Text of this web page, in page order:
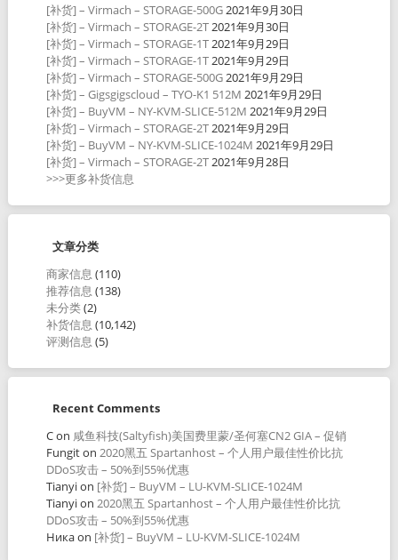
[补货] – Virmach – STORAGE-500G2021年9月30日
[补货] – Virmach – STORAGE-2T2021年9月30日
[补货] – Virmach – STORAGE-1T2021年9月29日
[补货] – Virmach – STORAGE-1T2021年9月29日
[补货] – Virmach – STORAGE-500G2021年9月29日
[补货] – Gigsgigscloud – TYO-K1 512M 2021年9月29日
[补货] – BuyVM – NY-KVM-SLICE-512M 2021年9月29日
[补货] – Virmach – STORAGE-2T2021年9月29日
[补货] – BuyVM – NY-KVM-SLICE-1024M 2021年9月29日
[补货] – Virmach – STORAGE-2T2021年9月28日
>>>更多补货信息
文章分类
商家信息 (110)
推荐信息 (138)
未分类(2)
补货信息 (10,142)
评测信息 (5)
Recent Comments
Con 咸鱼科技(Saltyfish)美国费里蒙/圣何塞CN2 GIA – 促销
Fungiton 2020黑五 Spartanhost – 个人用户最佳性价比抗
DDoS攻击 – 50%到55%优惠
Tianyion [补货] – BuyVM – LU-KVM-SLICE-1024M
Tianyion 2020黑五 Spartanhost – 个人用户最佳性价比抗
DDoS攻击 – 50%到55%优惠
Никаon [补货] – BuyVM – LU-KVM-SLICE-1024M